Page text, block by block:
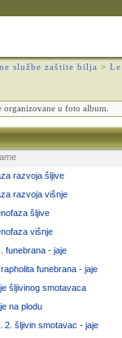
službe zaštite bilja >
u foto album.
razvoja šljive
razvoja višnje
šljive
višnje
funebrana - jaje
funebrana - jaje
šljivinog smotavaca
na plodu
2. šljivin smotavac - jaje